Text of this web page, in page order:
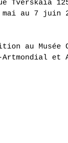
Tverskaia
mai au 7 juin
au
Artmondial et